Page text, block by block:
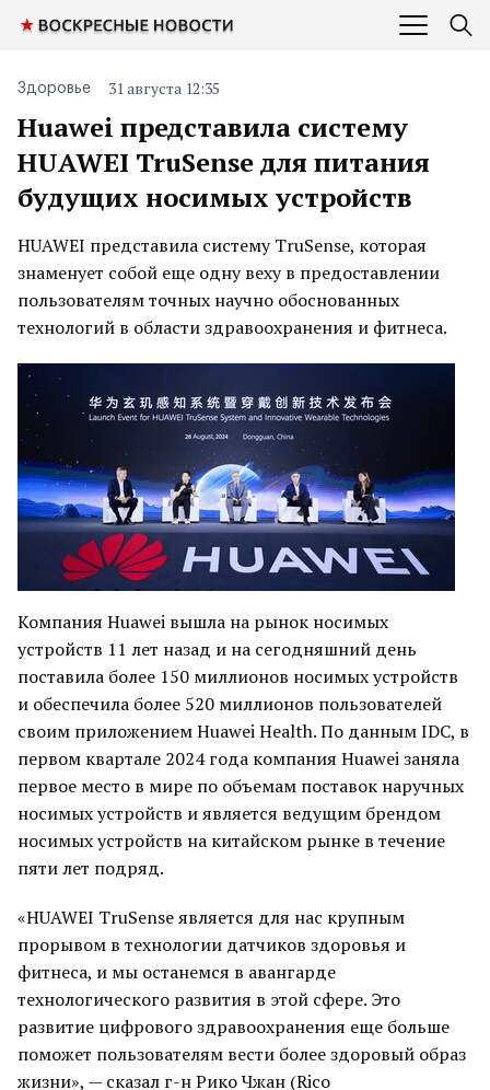
Huawei представила систему
HUAWEI TruSense для питания
будущих носимых устройств
Здоровье 31 августа 12:35
HUAWEI представила систему TruSense, которая
знаменует собой еще одну веху в предоставлении
пользователям точных научно обоснованных
технологий в области здравоохранения и фитнеса.
Компания Huawei вышла на рынок носимых
устройств 11 лет назад и на сегодняшний день
поставила более 150 миллионов носимых устройств
и обеспечила более 520 миллионов пользователей
своим приложением Huawei Health. По данным IDC, в
первом квартале 2024 года компания Huawei заняла
первое место в мире по объемам поставок наручных
носимых устройств и является ведущим брендом
носимых устройств на китайском рынке в течение
пяти лет подряд.
«HUAWEI TruSense является для нас крупным
прорывом в технологии датчиков здоровья и
фитнеса, и мы останемся в авангарде
технологического развития в этой сфере. Это
развитие цифрового здравоохранения еще больше
поможет пользователям вести более здоровый образ
жизни», — сказал г-н Рико Чжан (Rico